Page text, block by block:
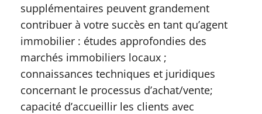
supplémentaires peuvent grandement
contribuer à votre succès en tant qu’agent
immobilier : études approfondies des
marchés immobiliers locaux ;
connaissances techniques et juridiques
concernant le processus d’achat/vente;
capacité d’accueillir les clients avec